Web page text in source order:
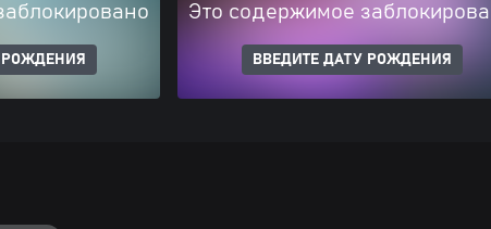
РОЖДЕНИЯ
Это содержимое
ВВЕДИТЕ ДАТУ РОЖДЕНИЯ